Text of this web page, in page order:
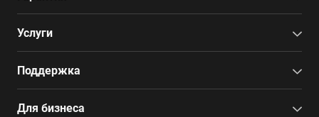
Услуги
Поддержка
Для бизнеса